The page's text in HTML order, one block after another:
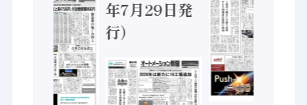
年7月29日発
行）